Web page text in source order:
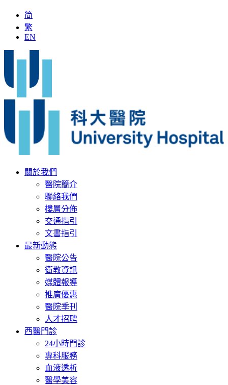
简
繁
EN
關於我們
醫院簡介
聯絡我們
樓層分佈
交通指引
文書指引
最新動態
醫院公告
衛教資訊
媒體報導
推廣優惠
醫院季刊
人才招聘
西醫門診
24小時門診
專科服務
血液透析
醫學美容